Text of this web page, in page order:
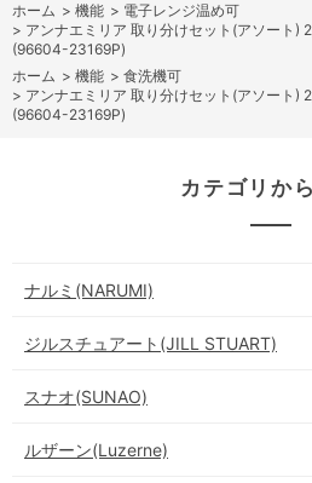
ホーム > 機能 > 電子レンジ温め可
> アンナエミリア 取り分けセット(アソート)
(96604-23169P)
ホーム > 機能 > 食洗機可
> アンナエミリア 取り分けセット(アソート)
(96604-23169P)
カテゴリか
ナルミ(NARUMI)
ジルスチュアート(JILL STUART)
スナオ(SUNAO)
ルザーン(Luzerne)